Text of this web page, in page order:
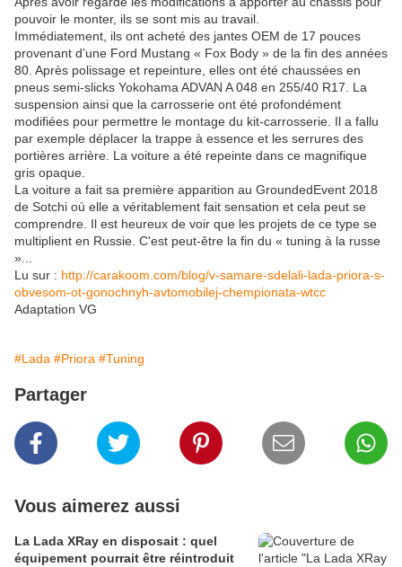
pouvoir le monter, ils se sont mis au travail.
Immédiatement, ils ont acheté des jantes OEM de 17 pouces
provenant d’une Ford Mustang « Fox Body » de la fin des années
80. Après polissage et repeinture, elles ont été chaussées en
pneus semi-slicks Yokohama ADVAN A 048 en 255/40 R17. La
suspension ainsi que la carrosserie ont été profondément
modifiées pour permettre le montage du kit-carrosserie. Il a fallu
par exemple déplacer la trappe à essence et les serrures des
portières arrière. La voiture a été repeinte dans ce magnifique
gris opaque.
La voiture a fait sa première apparition au GroundedEvent 2018
de Sotchi où elle a véritablement fait sensation et cela peut se
comprendre. Il est heureux de voir que les projets de ce type se
multiplient en Russie. C'est peut-être la fin du « tuning à la russe
»...
Lu sur : http://carakoom.com/blog/v-samare-sdelali-lada-priora-s-
obvesom-ot-gonochnyh-avtomobilej-chempionata-wtcc
Adaptation VG
#Lada #Priora #Tuning
Partager
Vous aimerez aussi
La Lada XRay en disposait : quel
équipement pourrait être réintroduit